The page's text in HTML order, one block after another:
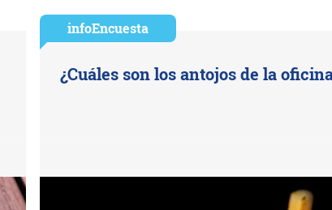
infoEncuesta
¿Cuáles son los antojos de la